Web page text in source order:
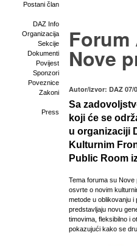
Postani član
DAZ Info
Organizacija
Sekcije
Dokumenti
Povijest
Sponzori
Poveznice
Zakoni
Press
Nove
Autor/izvor: DAZ 07/
Sa
koji će se
u organizaciji
Kulturnim
Public Room
Tema foruma su
osvrte o novim
metode u oblikovanju i
predstavljaju novu
timovima, fleksibilno i
pokazujući kako se